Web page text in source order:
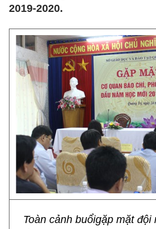
2019-2020.
Toàn cảnh buổigặp mặt